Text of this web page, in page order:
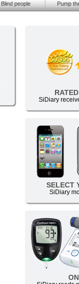
Blind people Pump
SiDiary
SELECT
SiDiary